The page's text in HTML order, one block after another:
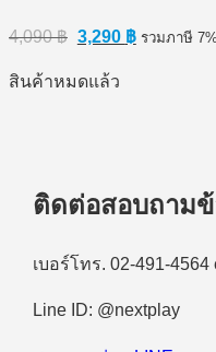
4,090฿ Original
price
was:
3,290 ฿Current
price
รวมภาษี 7%
สินค้าหมดแล้ว
ติดต่อสอบถาม
เบอร์โทร. 02-491-4564
Line ID: @nextplay